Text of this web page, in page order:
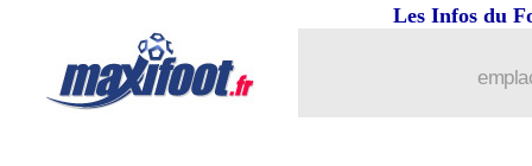
Les Infos du
: Rodrygo fataliste sur sa
19/11 Lyon: M. Diaz conseille Endrick